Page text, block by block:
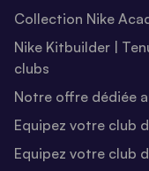
Collection Nike
Nike Kitbuilder |
clubs
Notre offre dédiée
Equipez votre club
Equipez votre club